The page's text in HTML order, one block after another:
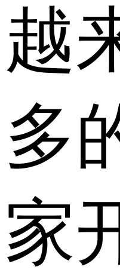
越
多
家